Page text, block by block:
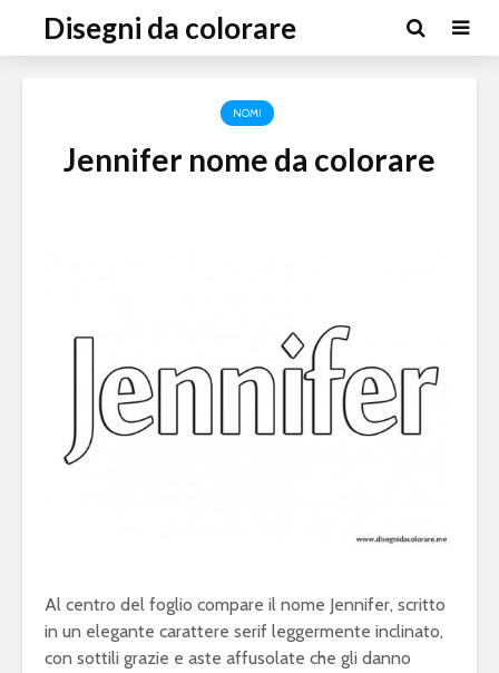
Disegni da colorare
NOMI
Jennifer nome da colorare
Al centro del foglio compare il nome Jennifer, scritto
in un elegante carattere serif leggermente inclinato,
con sottili grazie e aste affusolate che gli danno